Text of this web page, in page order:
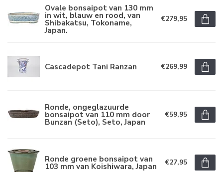
Ovale bonsaipot van 130 mm
in wit, blauw en rood, van
Shibakatsu, Tokoname,
Japan.
€279,95
Cascadepot Tani Ranzan €269,99
Ronde, ongeglazuurde
bonsaipot van 110 mm door
Bunzan (Seto), Seto, Japan
€59,95
Ronde groene bonsaipot van
103 mm van Koishiwara, Japan €27,95